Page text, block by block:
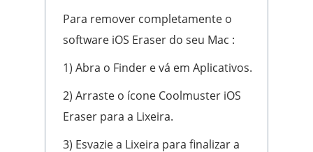
Para remover completamente o
software iOS Eraser do seu Mac :
1) Abra o Finder e vá em Aplicativos.
2) Arraste o ícone Coolmuster iOS
Eraser para a Lixeira.
3) Esvazie a Lixeira para finalizar a